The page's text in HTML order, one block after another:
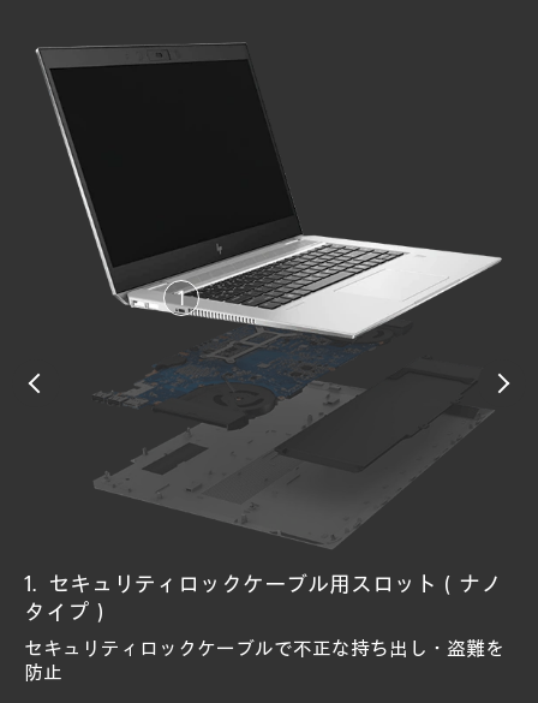
セキュリティロックケーブル用スロット（ナノ
タイプ）
セキュリティロックケーブルで不正な持ち出し・盗難を
防止
HP Tamper Lock
ハードウェアの変更および埋め込みなど攻撃を防御
HP Sure View Reflect
ビジュアルハッキング（のぞき見によるデータ盗難）を
防止
プライバシーシャッター
スライド式のカバーをWebカメラにかけ、プライバシー
を保護
顔認証カメラ
Windows Hello対応で立体検知するIRカメラ
指紋認証センサー
Windows Hello対応で瞬時にサインインできるセンサー
HP Sure Recover Gen5
ネットワーク経由で自動的にソフトウェアイメージを復
旧
HP Sure Run Gen5
ウイルス対策などの主要なプロセスやアプリケーション
を監視
HP Sure Admin
侵入される前にBIOSをロック
HP Sure Start Gen7
BIOS攻撃からの自己復旧およびランタイム侵入を検知
※NIST SP800-193準拠
HP BIOSphere Gen6
GPTの不正な変更や破損からの復旧とHDD/SSDのデータ
完全消去
※NIST SP 800-147（ISO 19678）準拠
HP Secure Erase
HDDからデータを完全消去、復元ソフトから不正復元を
防止
※NIST SP 800-88準拠
TPM 2.0セキュリティチップ
暗号キーの生成、安全な保管および管理するためのマイ
クロチップ
※ISO 11889 準拠
HP Endpoint Security Controller
BIOSレベルの攻撃から守りレジリエンスを実現するチッ
プ